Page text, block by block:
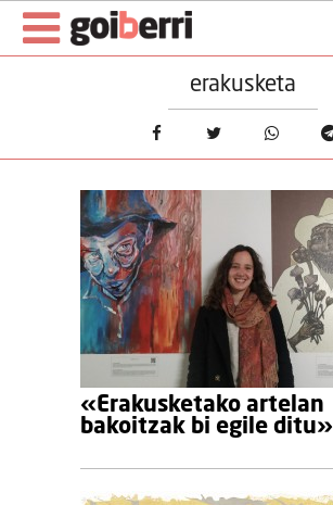
erakusketa
«Erakusketako artelan
bakoitzak bi egile ditu»